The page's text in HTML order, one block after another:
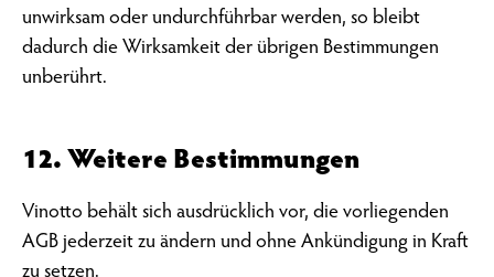
unwirksam oder undurchführbar werden, so bleibt
dadurch die Wirksamkeit der übrigen Bestimmungen
unberührt.
12. Weitere Bestimmungen
Vinotto behält sich ausdrücklich vor, die vorliegenden
AGB jederzeit zu ändern und ohne Ankündigung in Kraft
zu setzen.